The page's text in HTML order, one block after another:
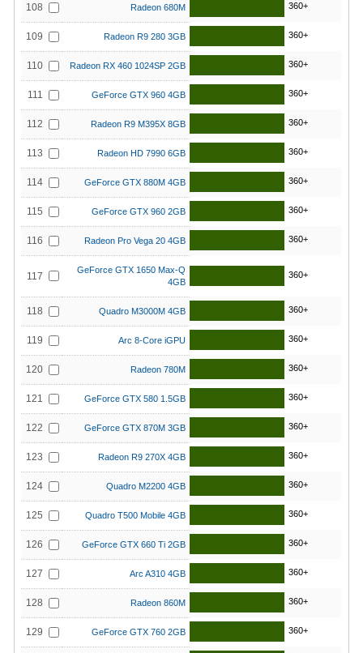
108 Radeon 680M 360+
109 Radeon R9 280 3GB 360+
110 Radeon RX 460 1024SP 2GB 360+
111 GeForce GTX 960 4GB 360+
112 Radeon R9 M395X 8GB 360+
113 Radeon HD 7990 6GB 360+
114 GeForce GTX 880M 4GB 360+
115 GeForce GTX 960 2GB 360+
116 Radeon Pro Vega 20 4GB 360+
117
GeForce GTX 1650 Max-Q
4GB
360+
118 Quadro M3000M 4GB 360+
119 Arc 8-Core iGPU 360+
120 Radeon 780M 360+
121 GeForce GTX 580 1.5GB 360+
122 GeForce GTX 870M 3GB 360+
123 Radeon R9 270X 4GB 360+
124 Quadro M2200 4GB 360+
125 Quadro T500 Mobile 4GB 360+
126 GeForce GTX 660 Ti 2GB 360+
127 Arc A310 4GB 360+
128 Radeon 860M 360+
129 GeForce GTX 760 2GB 360+